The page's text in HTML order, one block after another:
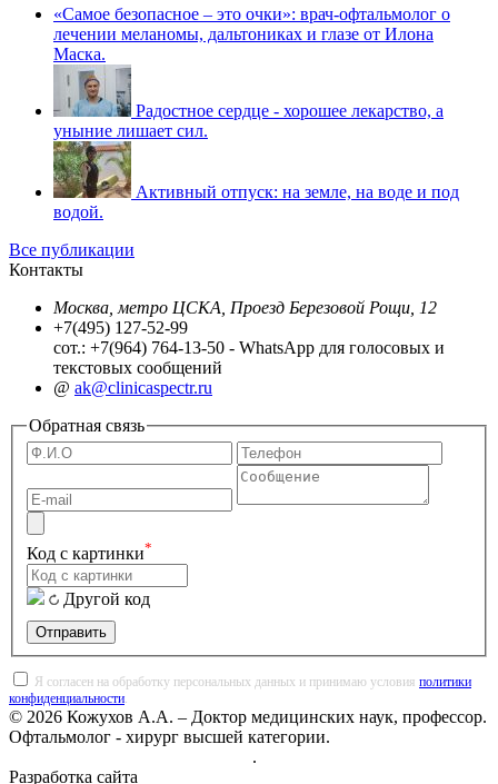
«Самое безопасное – это очки»: врач-офтальмолог о
лечении меланомы, дальтониках и глазе от Илона
Маска.
Радостное сердце - хорошее лекарство, а
уныние лишает сил.
Активный отпуск: на земле, на воде и под
водой.
Все публикации
Контакты
Москва, метро ЦСКА, Проезд Березовой Рощи, 12
+7(495) 127-52-99
сот.: +7(964) 764-13-50 - WhatsApp для голосовых и
текстовых сообщений
@ ak@clinicaspectr.ru
Обратная связь
Код с картинки*
Другой код
Отправить
Я согласен на обработку персональных данных и принимаю условия политики
конфиденциальности.
© 2026 Кожухов А.А. – Доктор медицинских наук, профессор.
Офтальмолог - хирург высшей категории.
.
Разработка сайта